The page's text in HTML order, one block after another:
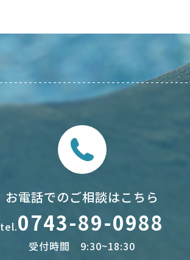
お電話でのご相談はこちら
tel.0743-89-0988
受付時間 9:30~18:30